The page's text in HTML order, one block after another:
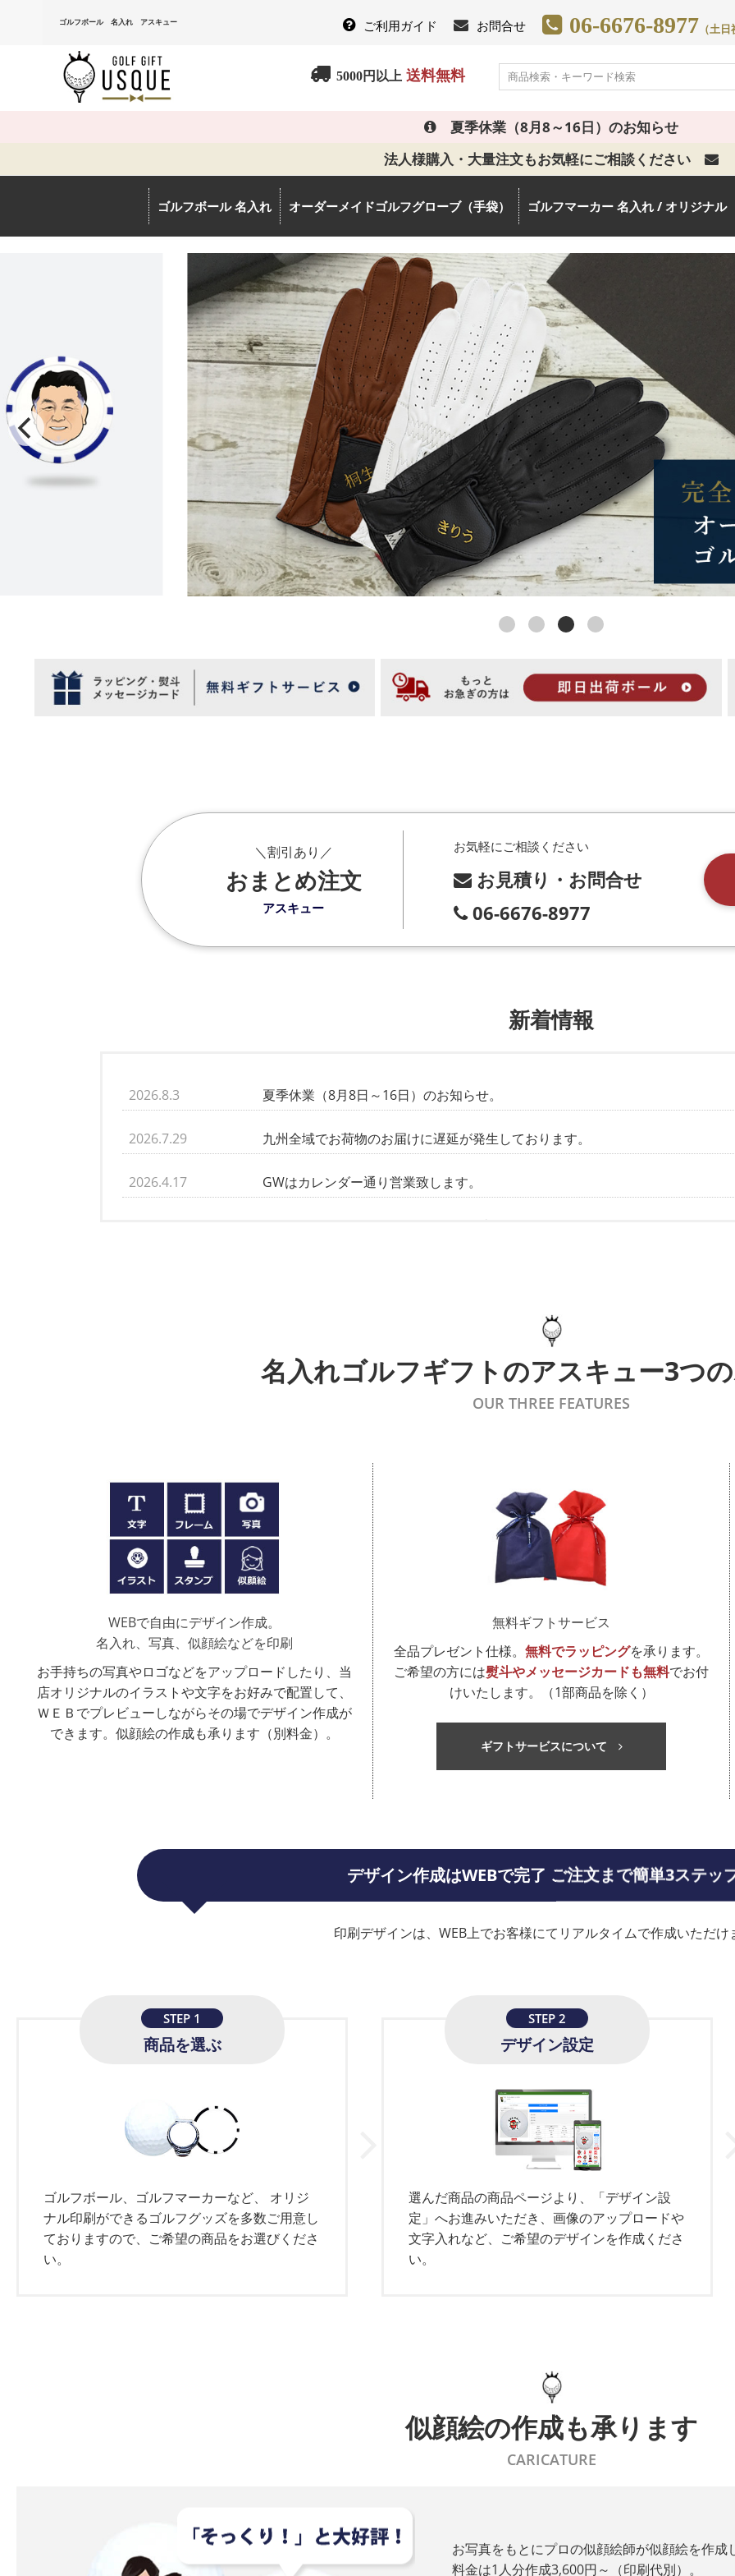
ゴルフボール 名入れ アスキュー ご利用ガイド お問合せ 06-6676-8977 （土
5000円以上 送料無料
夏季休業（8月8～16日）のお知らせ
法人様購入・大量注文もお気軽にご相談ください
ゴルフボール 名入れ オーダーメイドゴルフグローブ（手袋） ゴルフマーカー 名入れ / オリジナル
＼割引あり／
おまとめ注文
アスキュー
お気軽にご相談ください
お見積り・お問合せ
06-6676-8977
新着情報
2026.8.3 夏季休業（8月8日～16日）のお知らせ。
2026.7.29 九州全域でお荷物のお届けに遅延が発生しております。
2026.4.17 GWはカレンダー通り営業致します。
スリクソン トライスター 2026年モデルが販売開始となりました。
スリクソンADスピード 2026年モデルが販売開始となりました。
キャロウェイ クロムソフト 2026年モデルが販売開始となりました。
2026.2.13 タイトリスト ベロシティ 2026年モデルが販売開始となりました。
2026.2.13 タイトリスト ツアーソフト 2026年モデルが販売開始となりました。
2026.2.5 タイトリスト プロ Ｖ1X レフトダッシュ 2026年モデルが販売開始となりました
2026.2.2 スリクソン Zstar diamond（ダイアモンド）が販売開始となりました。
ブリヂストンツアーBシリーズ2026年モデルが販売開始となりました。
2025.12.15 オーダーメイドゴルフグローブが新しくなりました
【重要】印刷サイズに関わる仕様変更について
冬季休業と年末年始の配送について
2025.08.05 ブリヂストンJGRの新モデルを販売開始しました
2025.07.01 オーダーメイドゴルフグローブ完成品のパッケージをリニューアルしました
2025.06.05 スリクソン ソフトフィールレディーの新モデルが入荷しました
【新発売】ライン入りカジノチップマーカーを販売開始しました
2025.03.24
2025.02.25 【新入荷】キャロウェイ ERC ソフト 新モデルが入荷しました
【新入荷】キャロウェイ スーパーソフト 新モデルが入荷しました
名入れゴルフギフトのアスキュー3つ
OUR THREE FEATURES
WEBで自由にデザイン作成。
名入れ、写真、似顔絵などを印刷
お手持ちの写真やロゴなどをアップロードしたり、当
店オリジナルのイラストや文字をお好みで配置して、
ＷＥＢでプレビューしながらその場でデザイン作成が
できます。似顔絵の作成も承ります（別料金）。
無料ギフトサービス
全品プレゼント仕様。 無料でラッピングを承ります。
ご希望の方には熨斗やメッセージカードも無料でお付
けいたします。（1部商品を除く）
ギフトサービスについて
デザイン作成はWEBで完了 ご注文まで簡単3ステッ
印刷デザインは、WEB上でお客様にてリアルタイムで作成いただけ
STEP 1
商品を選ぶ
ゴルフボール、ゴルフマーカーなど、 オリジ
ナル印刷ができるゴルフグッズを多数ご用意し
ておりますので、ご希望の商品をお選びくださ
い。
STEP 2
デザイン設定
選んだ商品の商品ページより、「デザイン設
定」へお進みいただき、画像のアップロードや
文字入れなど、ご希望のデザインを作成くださ
い。
似顔絵の作成も承ります
CARICATURE
お写真をもとにプロの似顔絵師が似顔絵を作成
料金は1人分作成3,600円～（印刷代別）。